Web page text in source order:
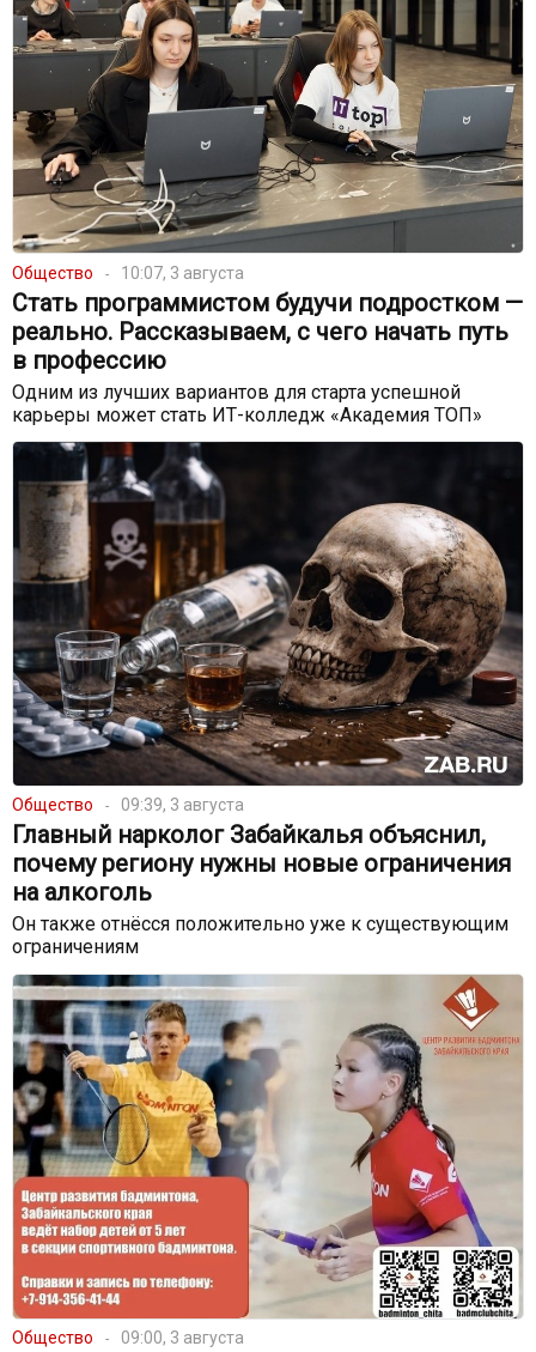
Общество 10:07, 3 августа
Стать программистом будучи подростком —
реально. Рассказываем, с чего начать путь
в профессию
Одним из лучших вариантов для старта успешной
карьеры может стать ИТ-колледж «Академия ТОП»
Общество 09:39, 3 августа
Главный нарколог Забайкалья объяснил,
почему региону нужны новые ограничения
на алкоголь
Он также отнёсся положительно уже к существующим
ограничениям
Общество 09:00, 3 августа